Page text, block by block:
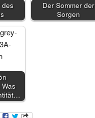
des
Der Sommer der
Sorgen